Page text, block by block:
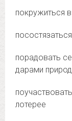
️покружиться
️порадовать
дарами
лотерее